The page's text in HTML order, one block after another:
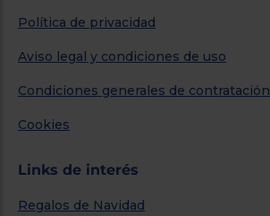
Política de privacidad
Aviso legal y condiciones de uso
Condiciones generales de contratación
Cookies
Links de interés
Regalos de Navidad